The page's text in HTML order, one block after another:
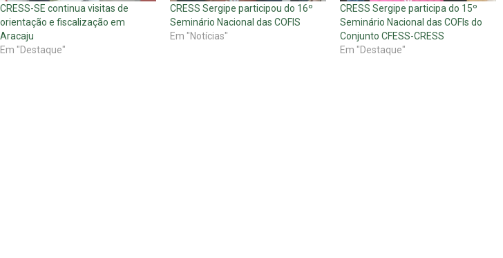
CRESS-SE continua visitas de
orientação e fiscalização em
Aracaju
Em "Destaque"
CRESS Sergipe participou do 16º
Seminário Nacional das COFIS
Em "Notícias"
CRESS Sergipe participa do 15º
Seminário Nacional das COFIs do
Conjunto CFESS-CRESS
Em "Destaque"